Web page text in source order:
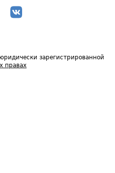
зарегистрированной
правах